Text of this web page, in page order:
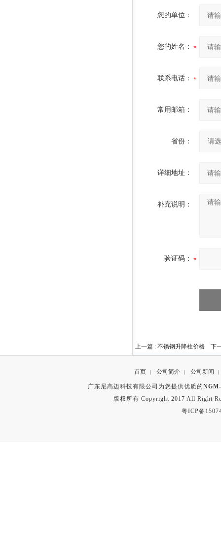
您的单位：
您的姓名：
联系电话：
常用邮箱：
省份：
详细地址：
补充说明：
验证码：
上一篇 : 不锈钢升降柱价格 下
首页 | 公司简介 | 公司新闻 |
广东尼高迈科技有限公司为您提供优质的
版权所有 Copyright 2017 All Right
粤ICP备